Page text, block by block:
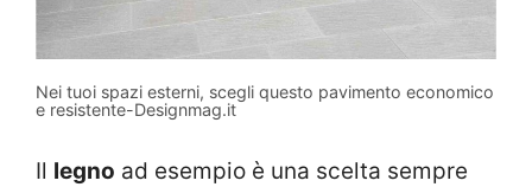
Nei tuoi spazi esterni, scegli questo pavimento economico
e resistente-Designmag.it
Il legno ad esempio è una scelta sempre